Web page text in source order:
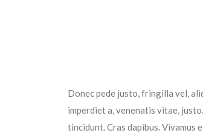
Donec pede justo, fringilla vel,
imperdiet a, venenatis vitae,
tincidunt. Cras dapibus. Vivamus